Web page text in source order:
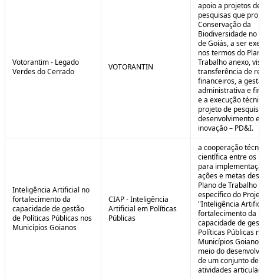
Votorantim - Legado
Verdes do Cerrado
VOTORANTIN
apoio a projetos de
pesquisas que
Conservação da
Biodiversidade no
de Goiás, a ser
nos termos do
Trabalho anexo,
transferência de
financeiros, a
administrativa e
e a execução
projeto de pesquisa,
desenvolvimento e
inovação – PD&I.
Inteligência Artificial no
fortalecimento da
capacidade de gestão
de Políticas Públicas nos
Municípios Goianos
CIAP - Inteligência
Artificial em Políticas
Públicas
a cooperação
científica entre os
para
ações e metas
Plano de Trabalho
específico do
"Inteligência
fortalecimento da
capacidade de
Políticas Públicas
Municípios
meio do
de um conjunto de
atividades